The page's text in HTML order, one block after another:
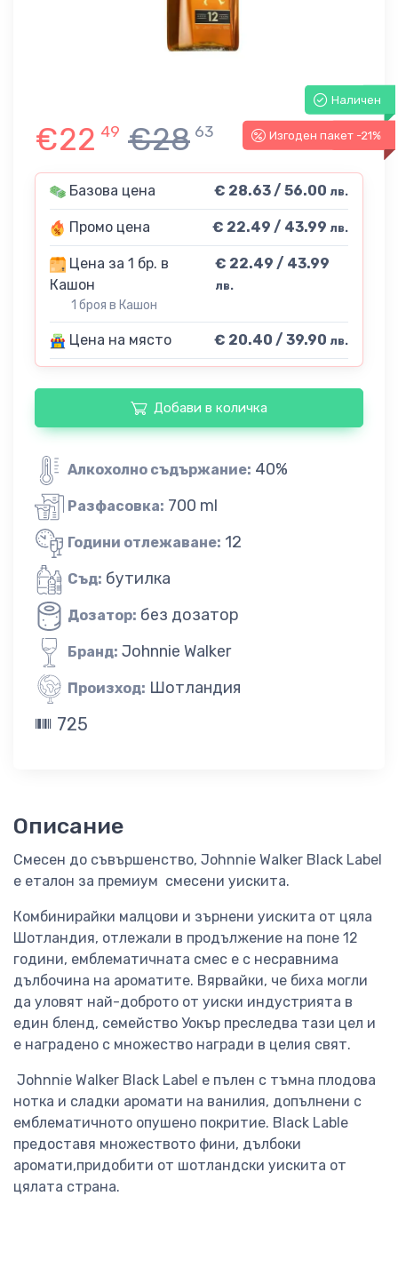
Наличен
-21%
Изгоден пакет -21%
€22 49 €28 63
Базова цена € 28.63 / 56.00 лв.
Промо цена € 22.49 / 43.99 лв.
Цена за 1 бр. в
Кашон
1 броя в Кашон
€ 22.49 / 43.99
лв.
Цена на място € 20.40 / 39.90 лв.
Добави в количка
Алкохолно съдържание: 40%
Разфасовка: 700 ml
Години отлежаване: 12
Съд: бутилка
Дозатор: без дозатор
Бранд: Johnnie Walker
Произход: Шотландия
725
Описание
Смесен до съвършенство, Johnnie Walker Black Label
e еталон за премиум смесени уискита.
Комбинирайки малцови и зърнени уискита от цяла
Шотландия, отлежали в продължение на поне 12
години, емблематичната смес е с несравнима
дълбочина на ароматите. Вярвайки, че биха могли
да уловят най-доброто от уиски индустрията в
един бленд, семейство Уокър преследва тази цел и
е наградено с множество награди в целия свят.
Johnnie Walker Black Label е пълен с тъмна плодова
нотка и сладки аромати на ванилия, допълнени с
емблематичното опушено покритие. Black Lable
предоставя множеството фини, дълбоки
аромати,придобити от шотландски уискита от
цялата страна.